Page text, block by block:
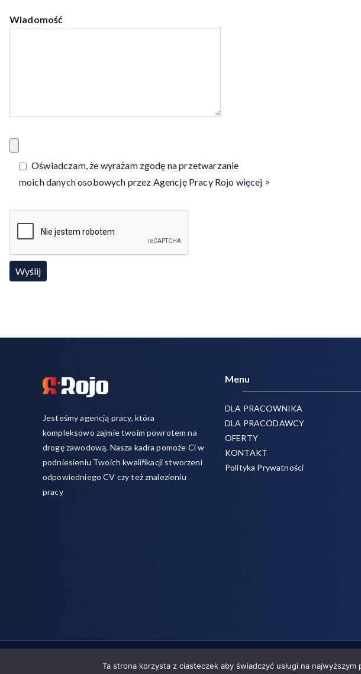
Wiadomość
Oświadczam, że wyrażam zgodę na przetwarzanie
moich danych osobowych przez Agencję Pracy Rojo więcej >
Jesteśmy agencją pracy, która
kompleksowo zajmie twoim powrotem na
drogę zawodową. Nasza kadra pomoże Ci w
podniesieniu Twoich kwalifikacji stworzeni
odpowiedniego CV czy też znalezieniu
pracy
Menu
DLA PRACOWNIKA
DLA PRACODAWCY
OFERTY
KONTAKT
Polityka Prywatności
Copyright © 2026Rojo- agencja pracy świadczymy usługi w zakresie pracy
Ta strona korzysta z ciasteczek aby świadczyć usługi na